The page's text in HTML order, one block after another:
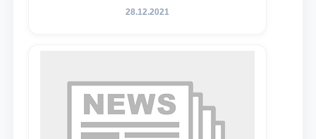
конференция магистрантов
28.12.2021